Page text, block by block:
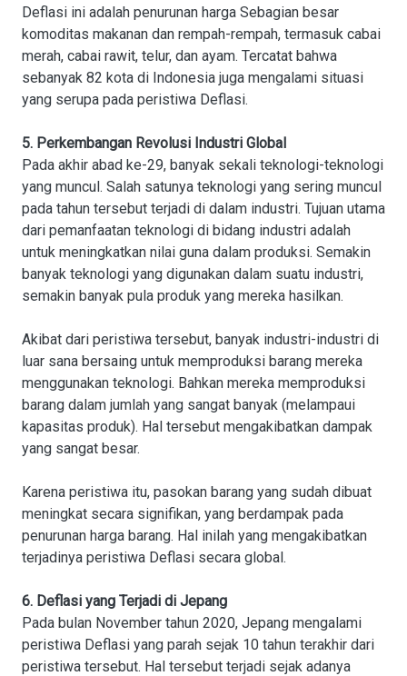
Deflasi ini adalah penurunan harga Sebagian besar
komoditas makanan dan rempah-rempah, termasuk cabai
merah, cabai rawit, telur, dan ayam. Tercatat bahwa
sebanyak 82 kota di Indonesia juga mengalami situasi
yang serupa pada peristiwa Deflasi.
5. Perkembangan Revolusi Industri Global
Pada akhir abad ke-29, banyak sekali teknologi-teknologi
yang muncul. Salah satunya teknologi yang sering muncul
pada tahun tersebut terjadi di dalam industri. Tujuan utama
dari pemanfaatan teknologi di bidang industri adalah
untuk meningkatkan nilai guna dalam produksi. Semakin
banyak teknologi yang digunakan dalam suatu industri,
semakin banyak pula produk yang mereka hasilkan.
Akibat dari peristiwa tersebut, banyak industri-industri di
luar sana bersaing untuk memproduksi barang mereka
menggunakan teknologi. Bahkan mereka memproduksi
barang dalam jumlah yang sangat banyak (melampaui
kapasitas produk). Hal tersebut mengakibatkan dampak
yang sangat besar.
Karena peristiwa itu, pasokan barang yang sudah dibuat
meningkat secara signifikan, yang berdampak pada
penurunan harga barang. Hal inilah yang mengakibatkan
terjadinya peristiwa Deflasi secara global.
6. Deflasi yang Terjadi di Jepang
Pada bulan November tahun 2020, Jepang mengalami
peristiwa Deflasi yang parah sejak 10 tahun terakhir dari
peristiwa tersebut. Hal tersebut terjadi sejak adanya